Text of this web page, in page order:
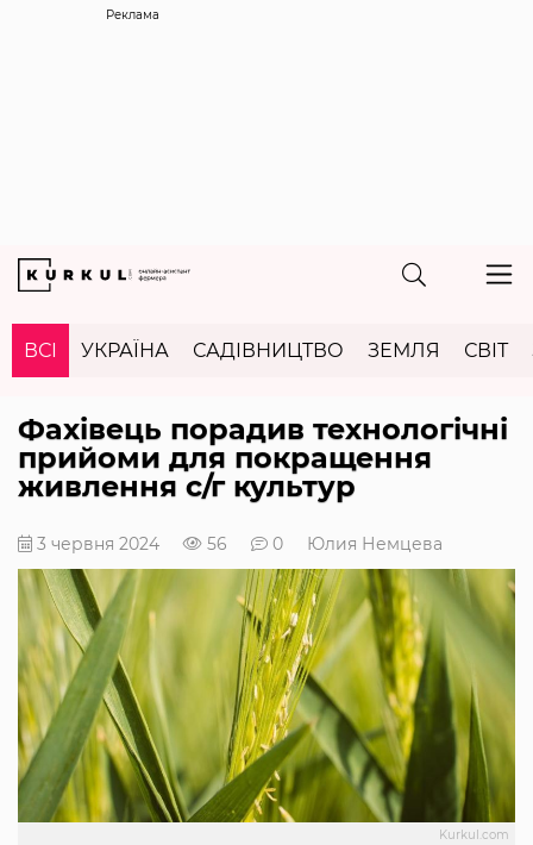
Реклама
ВСІ УКРАЇНА САДІВНИЦТВО ЗЕМЛЯ СВІТ
Фахівець порадив технологічні
прийоми для покращення
живлення с/г культур
3 червня 2024 56 0 Юлия Немцева
Kurkul.com